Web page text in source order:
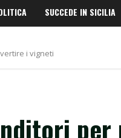
SUCCEDE IN SICILIA
i vigneti